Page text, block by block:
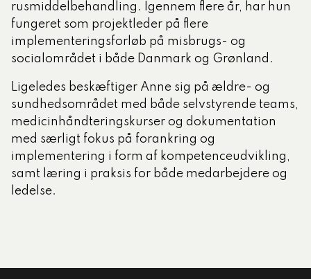
rusmiddelbehandling. Igennem flere år, har hun
fungeret som projektleder på flere
implementeringsforløb på misbrugs- og
socialområdet i både Danmark og Grønland.
Ligeledes beskæftiger Anne sig på ældre- og
sundhedsområdet med både selvstyrende teams,
medicinhåndteringskurser og dokumentation
med særligt fokus på forankring og
implementering i form af kompetenceudvikling,
samt læring i praksis for både medarbejdere og
ledelse.